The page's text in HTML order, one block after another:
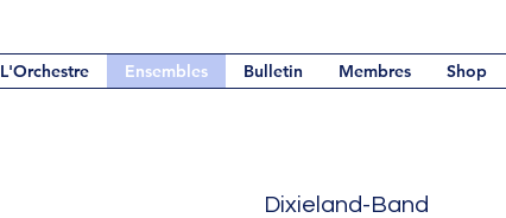
L'Orchestre Ensembles Bulletin Membres Shop
Dixieland-Band